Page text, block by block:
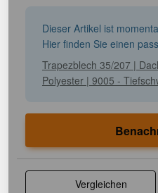
Dieser Artikel ist
Hier finden Sie einen
Trapezblech 35/207 |
Polyester | 9005 -
Vergleichen